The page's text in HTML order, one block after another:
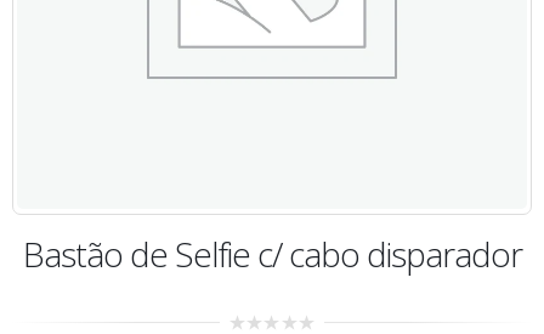
Bastão de Selfie c/ cabo disparador